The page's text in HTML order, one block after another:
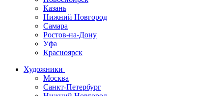
Казань
Нижний Новгород
Самара
Ростов-на-Дону
Уфа
Красноярск
Художники
Москва
Санкт-Петербург